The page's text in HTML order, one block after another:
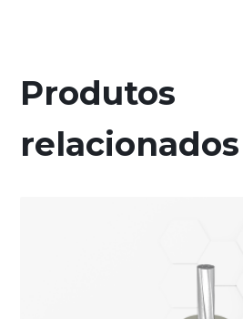
Produtos
relacionados